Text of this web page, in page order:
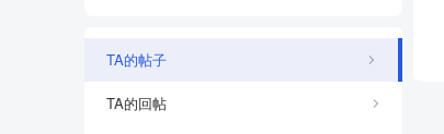
TA的帖子
TA的回帖